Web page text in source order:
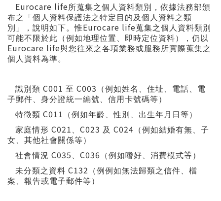
Eurocare life所蒐集之個人資料類別，依據法務部頒
布之「個人資料保護法之特定目的及個人資料之類
別」，說明如下。惟Eurocare life蒐集之個人資料類別
可能不限於此（例如地理位置、即時定位資料），仍以
Eurocare life與您往來之各項業務或服務所實際蒐集之
個人資料為準。
識別類 C001 至 C003 （例如姓名、住址、電話、電
子郵件、身分證統一編號、信用卡號碼等）
特徵類 C011 （例如年齡、性別、出生年月日等）
家庭情形 C021、 C023 及 C024 （例如結婚有無、子
女、其他社會關係等）
社會情況 C035、 C036 （例如嗜好、消費模式等）
未分類之資料 C132 （例例如無法歸類之信件、檔
案、報告或電子郵件等）